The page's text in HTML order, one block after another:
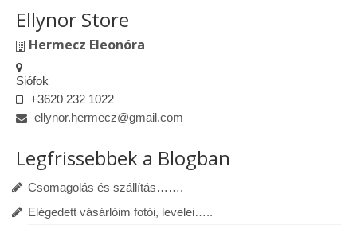
Ellynor Store
Hermecz Eleonóra
Siófok
+3620 232 1022
ellynor.hermecz@gmail.com
Legfrissebbek a Blogban
Csomagolás és szállítás…….
Elégedett vásárlóim fotói, levelei…..